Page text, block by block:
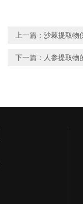
上一篇： 沙棘提取物
下一篇： 人参提取物